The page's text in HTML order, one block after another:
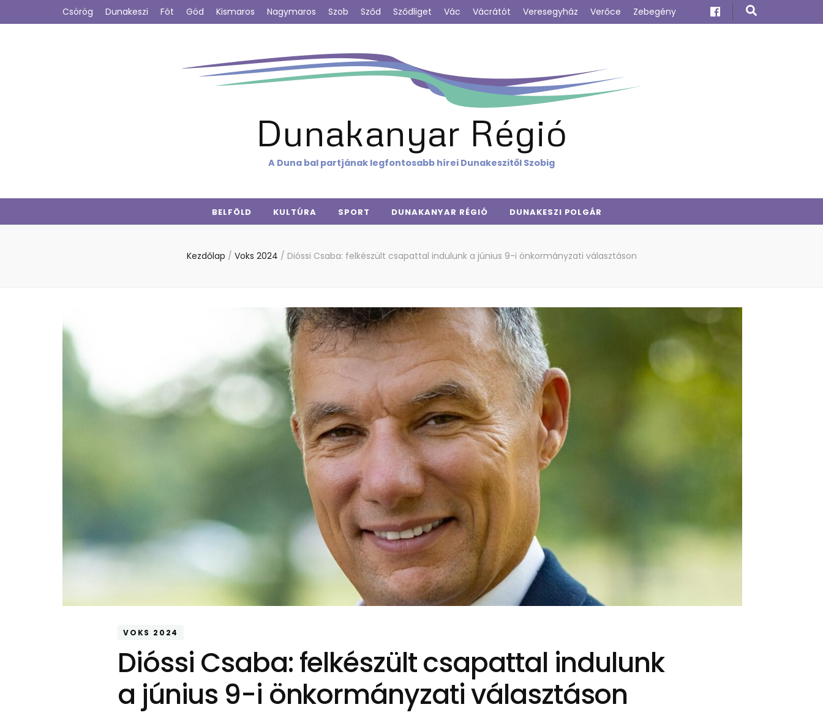
Csörög Dunakeszi Fót Göd Kismaros Nagymaros Szob Sződ Sződliget Vác Vácrátót Veresegyház Verőce Zebegény
Dunakanyar Régió
A Duna bal partjának legfontosabb hírei Dunakeszitől Szobig
BELFÖLD KULTÚRA SPORT DUNAKANYAR RÉGIÓ DUNAKESZI POLGÁR
Kezdőlap / Voks 2024 / Dióssi Csaba: felkészült csapattal indulunk a június 9-i önkormányzati választáson
VOKS 2024
Dióssi Csaba: felkészült csapattal indulunk
a június 9-i önkormányzati választáson